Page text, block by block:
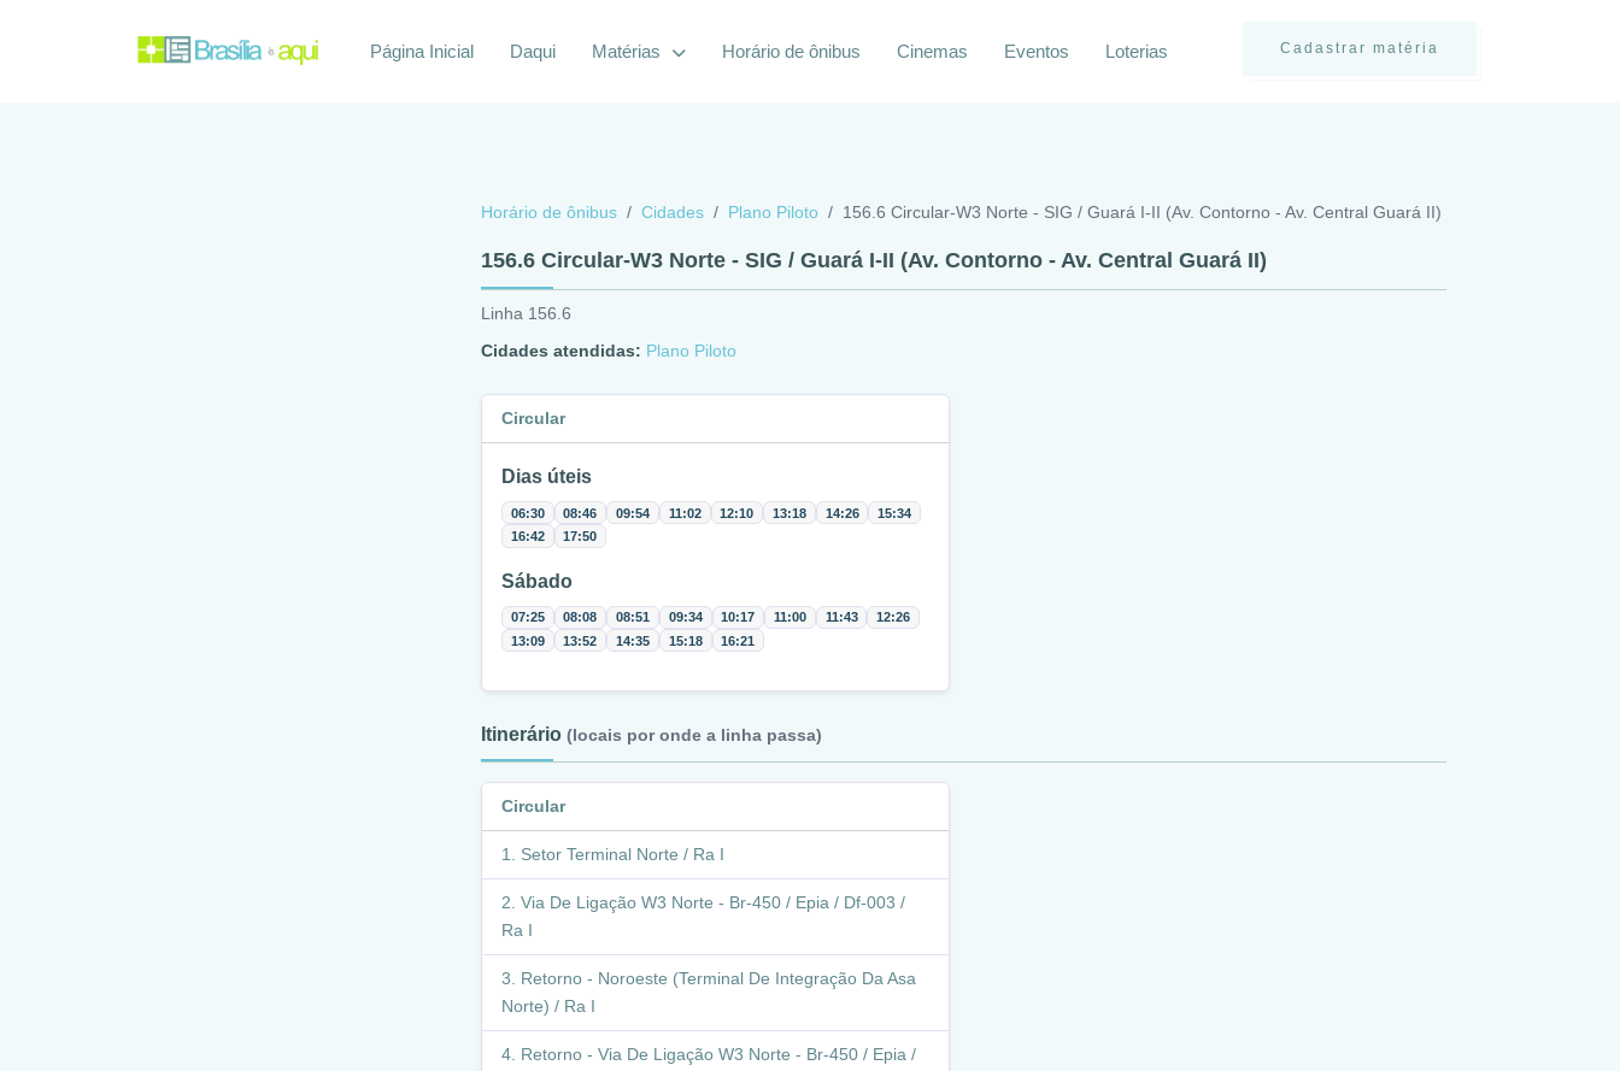
Cadastrar matéria
Página Inicial Daqui Matérias Horário de ônibus Cinemas Eventos Loterias
Horário de ônibus Cidades Plano Piloto 156.6 Circular-W3 Norte - SIG / Guará I-II (Av. Contorno - Av. Central Guará II)
156.6 Circular-W3 Norte - SIG / Guará I-II (Av. Contorno - Av. Central Guará II)
Linha 156.6
Cidades atendidas: Plano Piloto
Circular
Dias úteis
06:30 08:46 09:54 11:02 12:10 13:18 14:26
15:34
16:42
17:50
Sábado
07:25 08:08 08:51 09:34 10:17 11:00 11:43
12:26
13:09
13:52 14:35 15:18 16:21
Itinerário (locais por onde a linha passa)
Circular
Setor Terminal Norte / Ra I
Via De Ligação W3 Norte - Br-450 / Epia / Df-003 /
Ra I
Retorno - Noroeste (Terminal De Integração Da Asa
Norte) / Ra I
Retorno - Via De Ligação W3 Norte - Br-450 / Epia /